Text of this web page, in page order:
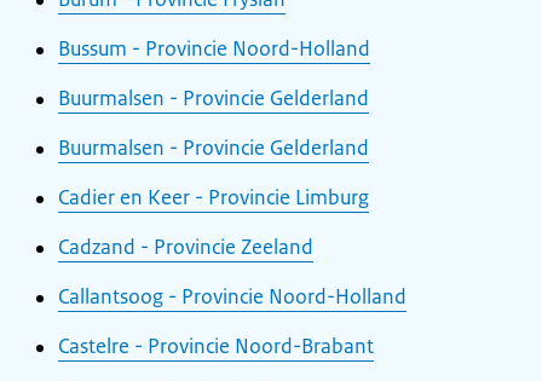
Bussum - Provincie Noord-Holland
Buurmalsen - Provincie Gelderland
Buurmalsen - Provincie Gelderland
Cadier en Keer - Provincie Limburg
Cadzand - Provincie Zeeland
Callantsoog - Provincie Noord-Holland
Castelre - Provincie Noord-Brabant